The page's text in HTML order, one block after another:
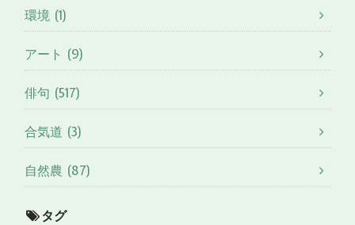
環境 (1)
アート (9)
俳句 (517)
合気道 (3)
自然農 (87)
タグ